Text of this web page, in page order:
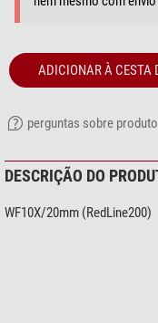
ADICIONAR À CESTA
perguntas sobre
DESCRIÇÃO DO
WF10X/20mm (RedLine200)